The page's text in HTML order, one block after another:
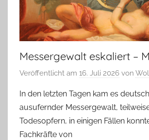
Messergewalt eskaliert –
Veröffentlicht am 16. Juli 2026 von
In den letzten Tagen kam es
ausufernder Messergewalt,
Todesopfern, in einigen Fällen
Fachkräfte von